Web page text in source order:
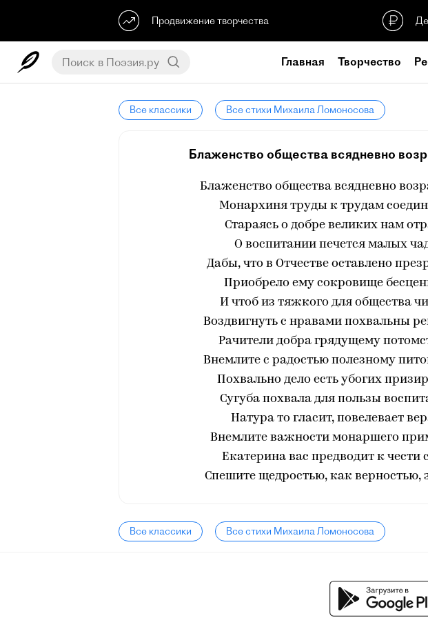
Продвижение творчества
Главная Творчество
Все классики Все стихи Михаила Ломоносова
Блаженство общества всядневно
Блаженство общества всядневно
Монархиня труды к трудам
Стараясь о добре великих нам
О воспитании печется малых
Дабы, что в Отчестве оставлено
Приобрело ему сокровище
И чтоб из тяжкого для общества
Воздвигнуть с нравами похвальны
Рачители добра грядущему
Внемлите с радостью полезному
Похвально дело есть убогих
Сугуба похвала для пользы
Натура то гласит, повелевает
Внемлите важности монаршего
Екатерина вас предводит к чести
Спешите щедростью, как верностью,
Все классики Все стихи Михаила Ломоносова